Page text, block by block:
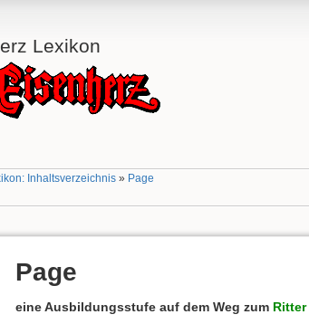
Lexikon
Inhaltsverzeichnis » Page
Page
eine Ausbildungsstufe auf dem Weg zum Ritter